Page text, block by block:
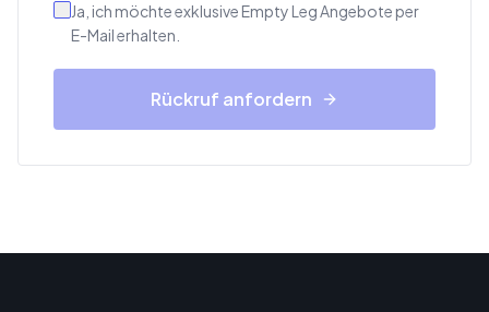
Ja, ich möchte exklusive Empty Leg Angebote per
E-Mail erhalten.
Rückruf anfordern